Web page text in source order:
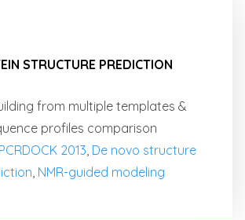
STRUCTURE PREDICTION
from multiple templates &
profiles comparison
2013, De novo structure
, NMR-guided modeling